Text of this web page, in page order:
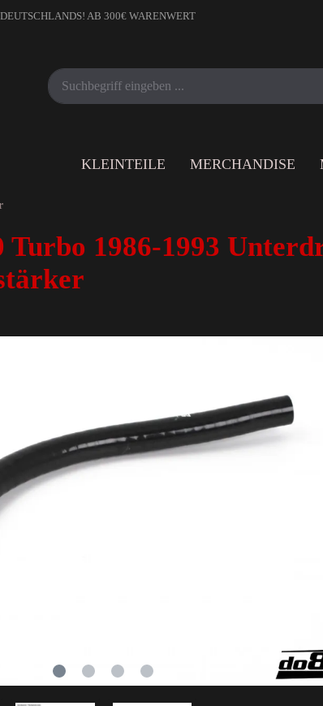
AB 300€ WARENWERT
KLEINTEILE MERCHANDISE
Turbo 1986-1993